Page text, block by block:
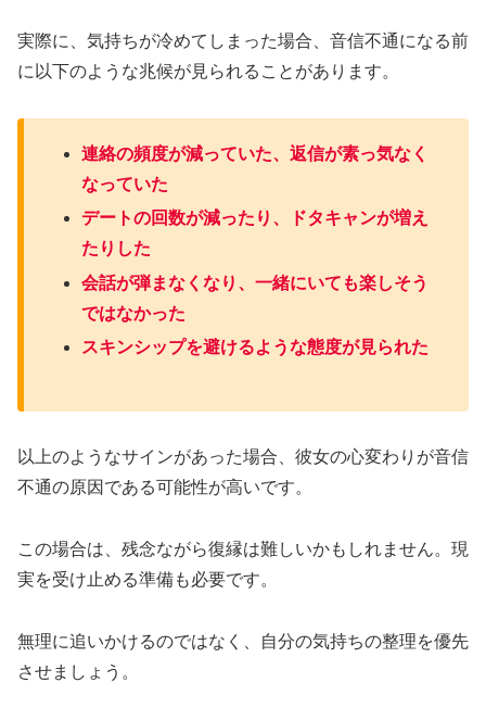
実際に、気持ちが冷めてしまった場合、音信不通になる前
に以下のような兆候が見られることがあります。
連絡の頻度が減っていた、返信が素っ気なく
なっていた
デートの回数が減ったり、ドタキャンが増え
たりした
会話が弾まなくなり、一緒にいても楽しそう
ではなかった
スキンシップを避けるような態度が見られた
以上のようなサインがあった場合、彼女の心変わりが音信
不通の原因である可能性が高いです。
この場合は、残念ながら復縁は難しいかもしれません。現
実を受け止める準備も必要です。
無理に追いかけるのではなく、自分の気持ちの整理を優先
させましょう。